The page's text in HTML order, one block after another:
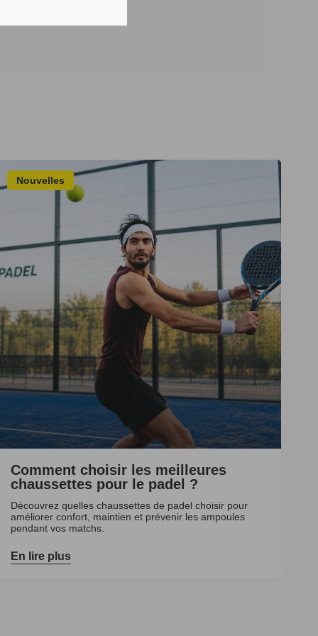
Nouvelles
Comment choisir les meilleures
chaussettes pour le padel ?
Découvrez quelles chaussettes de padel choisir pour
améliorer confort, maintien et prévenir les ampoules
pendant vos matchs.
En lire plus